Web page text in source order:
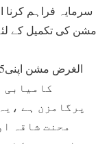
سرمایہ فراہم کرنا
مشن کی تکمیل کے
کامیابی
پرگامزن ہے
محنت شاقہ